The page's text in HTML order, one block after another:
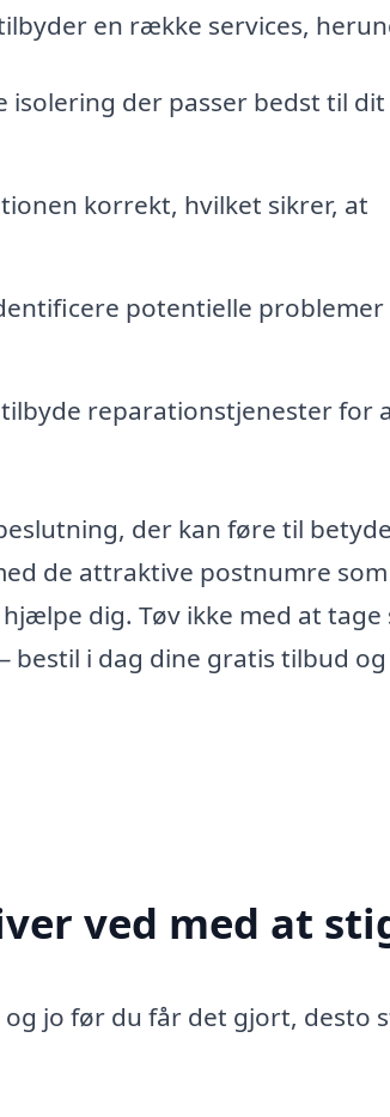
en række services,
isolering der passer bedst til
korrekt, hvilket sikrer, at
potentielle problemer
reparationstjenester for
der kan føre til
de attraktive postnumre som
dig. Tøv ikke med at
i dag dine gratis tilbud
ved med at
jo før du får det gjort, desto